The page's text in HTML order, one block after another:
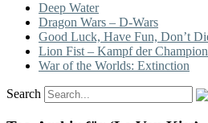
Deep Water
Dragon Wars – D-Wars
Good Luck, Have Fun, Don’t
Lion Fist – Kampf der
War of the Worlds: Extinction
Search